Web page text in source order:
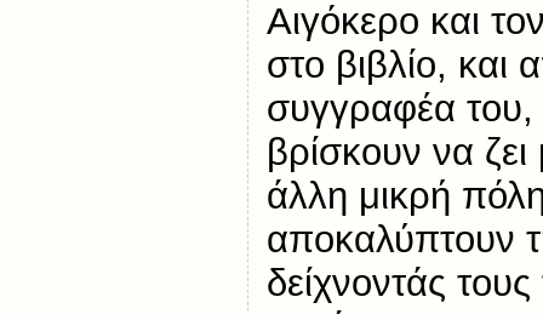
Αιγόκερο και
στο βιβλίο, και
συγγραφέα του,
βρίσκουν να
άλλη μικρή
αποκαλύπτουν
δείχνοντάς